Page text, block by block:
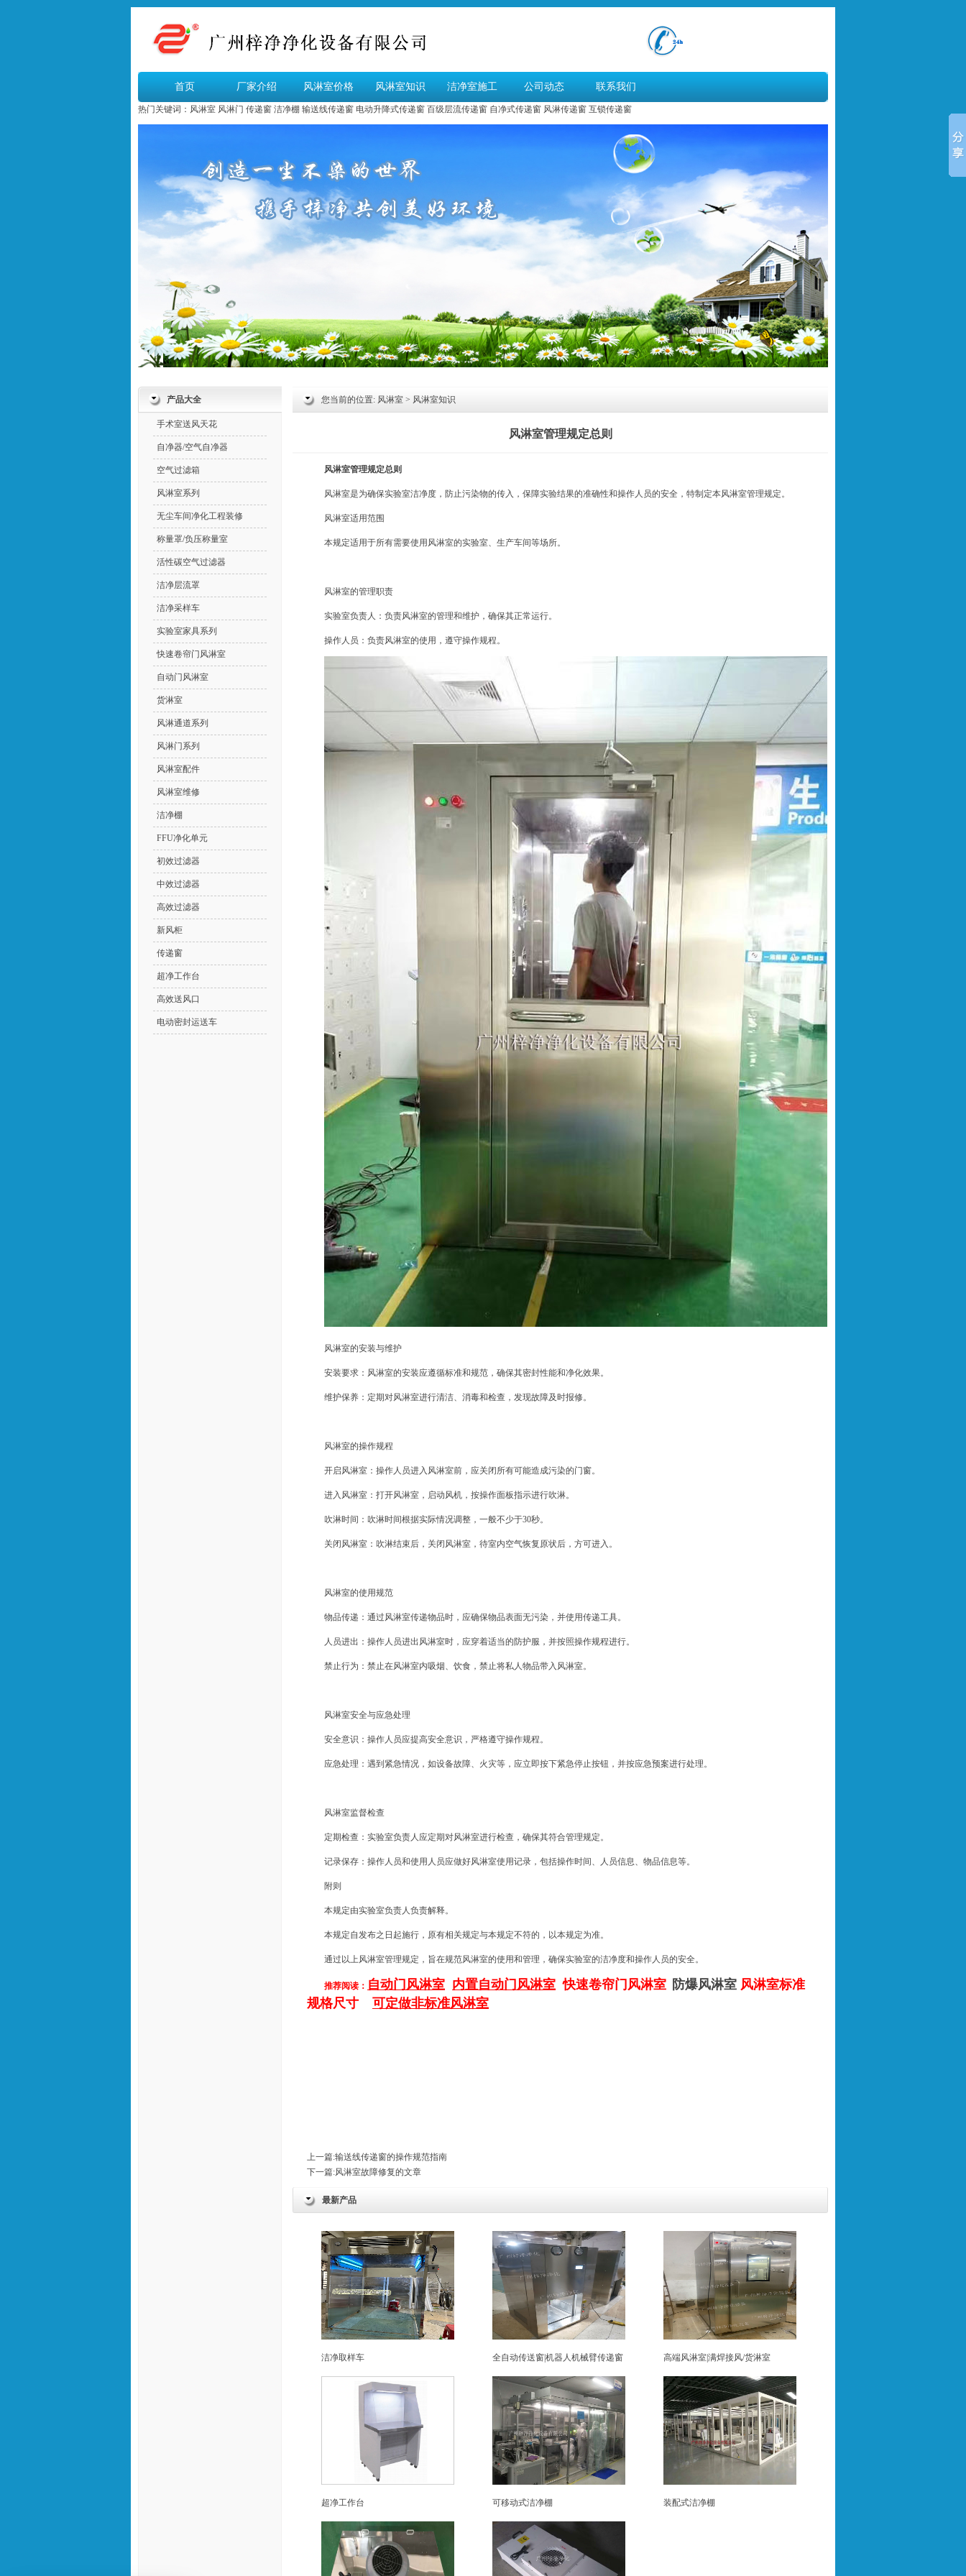
首页 厂家介绍 风淋室价格 风淋室知识 洁净室施工 公司动态 联系我们
热门关键词： 风淋室 风淋门 传递窗 洁净棚 输送线传递窗 电动升降式传递窗 百级层流传递窗 自净式传递窗 风淋传递窗 互锁传递窗
您当前的位置: 风淋室 > 风淋室知识
风淋室管理规定总则
风淋室管理规定总则
风淋室是为确保实验室洁净度，防止污染物的传入，保障实验结果的准确性和操作人员的安全，特制定本风淋室管理规定。
风淋室适用范围
本规定适用于所有需要使用风淋室的实验室、生产车间等场所。
风淋室的管理职责
实验室负责人：负责风淋室的管理和维护，确保其正常运行。
操作人员：负责风淋室的使用，遵守操作规程。
风淋室的安装与维护
安装要求：风淋室的安装应遵循标准和规范，确保其密封性能和净化效果。
维护保养：定期对风淋室进行清洁、消毒和检查，发现故障及时报修。
风淋室的操作规程
开启风淋室：操作人员进入风淋室前，应关闭所有可能造成污染的门窗。
进入风淋室：打开风淋室，启动风机，按操作面板指示进行吹淋。
吹淋时间：吹淋时间根据实际情况调整，一般不少于30秒。
关闭风淋室：吹淋结束后，关闭风淋室，待室内空气恢复原状后，方可进入。
风淋室的使用规范
物品传递：通过风淋室传递物品时，应确保物品表面无污染，并使用传递工具。
人员进出：操作人员进出风淋室时，应穿着适当的防护服，并按照操作规程进行。
禁止行为：禁止在风淋室内吸烟、饮食，禁止将私人物品带入风淋室。
风淋室安全与应急处理
安全意识：操作人员应提高安全意识，严格遵守操作规程。
应急处理：遇到紧急情况，如设备故障、火灾等，应立即按下紧急停止按钮，并按应急预案进行处理。
风淋室监督检查
定期检查：实验室负责人应定期对风淋室进行检查，确保其符合管理规定。
记录保存：操作人员和使用人员应做好风淋室使用记录，包括操作时间、人员信息、物品信息等。
附则
本规定由实验室负责人负责解释。
本规定自发布之日起施行，原有相关规定与本规定不符的，以本规定为准。
通过以上风淋室管理规定，旨在规范风淋室的使用和管理，确保实验室的洁净度和操作人员的安全。
推荐阅读： 自动门风淋室 内置自动门风淋室 快速卷帘门风淋室 防爆风淋室 风淋室标准
规格尺寸
可定做非标准风淋室
上一篇:输送线传递窗的操作规范指南
下一篇:风淋室故障修复的文章
最新产品
洁净取样车 全自动传送窗|机器人机械臂传递窗 高端风淋室|满焊接风/货淋室
超净工作台 可移动式洁净棚 装配式洁净棚
产品大全
手术室送风天花
自净器/空气自净器
空气过滤箱
风淋室系列
无尘车间净化工程装修
称量罩/负压称量室
活性碳空气过滤器
洁净层流罩
洁净采样车
实验室家具系列
快速卷帘门风淋室
自动门风淋室
货淋室
风淋通道系列
风淋门系列
风淋室配件
风淋室维修
洁净棚
FFU净化单元
初效过滤器
中效过滤器
高效过滤器
新风柜
传递窗
超净工作台
高效送风口
电动密封运送车